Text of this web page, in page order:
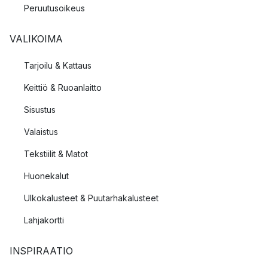
Peruutusoikeus
VALIKOIMA
Tarjoilu & Kattaus
Keittiö & Ruoanlaitto
Sisustus
Valaistus
Tekstiilit & Matot
Huonekalut
Ulkokalusteet & Puutarhakalusteet
Lahjakortti
INSPIRAATIO